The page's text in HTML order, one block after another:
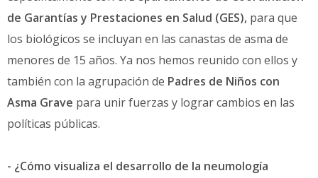
de Garantías y Prestaciones en Salud (GES), para que
los biológicos se incluyan en las canastas de asma de
menores de 15 años. Ya nos hemos reunido con ellos y
también con la agrupación de Padres de Niños con
Asma Grave para unir fuerzas y lograr cambios en las
políticas públicas.
- ¿Cómo visualiza el desarrollo de la neumología